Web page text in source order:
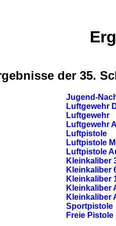
der 35.
Jugend-
Luftgewehr
Luftgewehr
Luftgewehr
Luftpistole
Luftpistole
Luftpistole
Kleinkaliber
Kleinkaliber
Kleinkaliber
Kleinkaliber
Kleinkaliber
Sportpistole
Freie Pistole